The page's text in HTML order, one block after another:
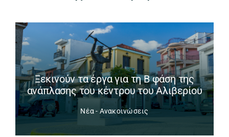
Ξεκινούν τα έργα για τη Β φάση της
ανάπλασης του κέντρου του Αλιβερίου
Νέα - Ανακοινώσεις